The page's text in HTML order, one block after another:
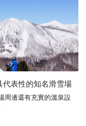
代表性的知名滑雪場
周邊還有充實的溫泉設